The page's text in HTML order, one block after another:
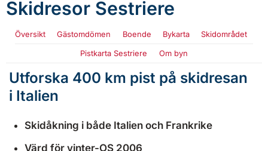
Skidresor Sestriere
Översikt Gästomdömen Boende Bykarta
Skidområdet
Pistkarta Sestriere
Om byn
Utforska 400 km pist på skidresan
i Italien
Skidåkning i både Italien och Frankrike
Värd för vinter-OS 2006